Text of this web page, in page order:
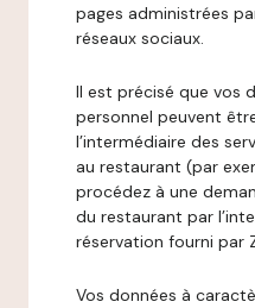
pages administrées
réseaux sociaux.
Il est précisé que vos
personnel peuvent
l’intermédiaire des
au restaurant (par
procédez à une
du restaurant par
réservation fourni par
Vos données à